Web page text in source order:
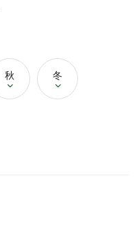
秋 冬